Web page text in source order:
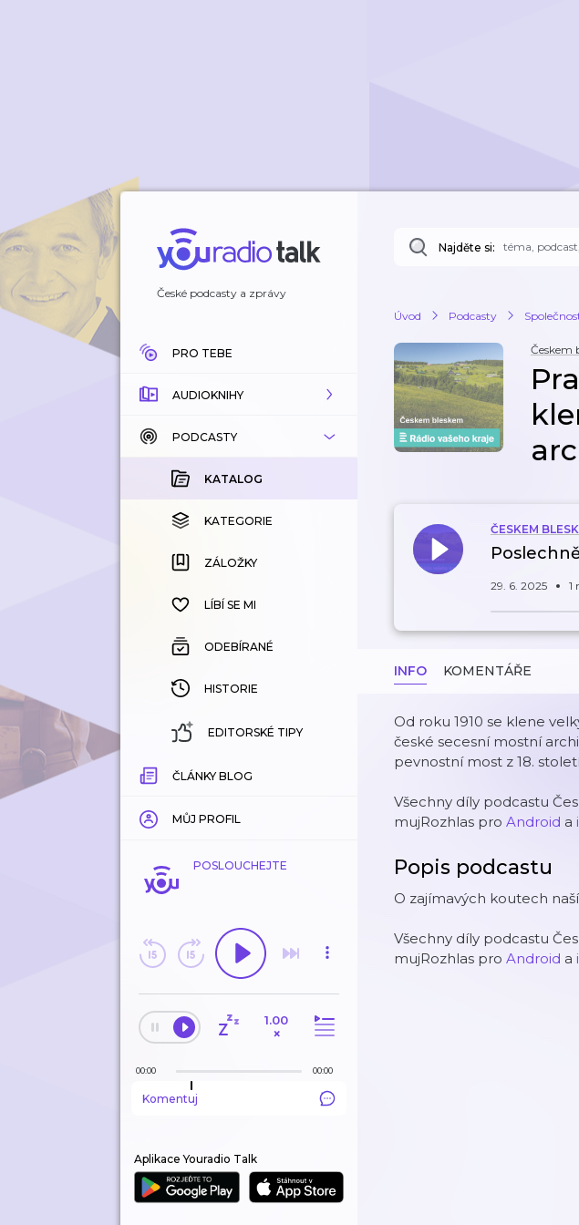
České podcasty a zprávy
PRO TEBE
AUDIOKNIHY
KATALOG
KOUPENÉ
KATEGORIE
ZÁLOŽKY
HISTORIE
PODCASTY
KATALOG
KATEGORIE
ZÁLOŽKY
LÍBÍ SE MI
ODEBÍRANÉ
HISTORIE
EDITORSKÉ TIPY
ČLÁNKY BLOG
MŮJ PROFIL
POSLOUCHEJTE
1.00
×
00:00 00:00
Komentuj
Aplikace Youradio Talk
Najděte si:
Úvod Podcasty
Českem
ČESKEM
29. 6. 2025 1
INFO KOMENTÁŘE
Od roku 1910 se klene
české secesní mostní
pevnostní most z 18.
Všechny díly podcastu
mujRozhlas pro Android a
Popis podcastu
O zajímavých koutech
Všechny díly podcastu
mujRozhlas pro Android a